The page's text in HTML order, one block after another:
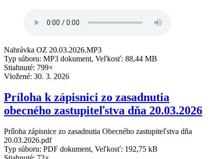
Nahrávka OZ 20.03.2026.MP3
Typ súboru: MP3 dokument, Veľkosť: 88,44 MB
Stiahnuté: 799×
Vložené: 30. 3. 2026
Príloha k zápisnici zo zasadnutia
obecného zastupiteľstva dňa 20.03.2026
Príloha zápisnice zo zasadnutia Obecného zastupiteľstva dňa
20.03.2026.pdf
Typ súboru: PDF dokument, Veľkosť: 192,75 kB